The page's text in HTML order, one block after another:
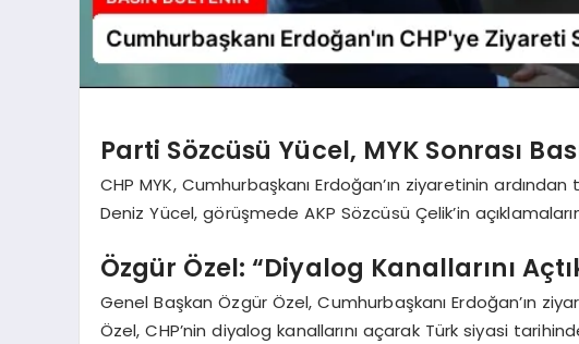
Parti Sözcüsü Yücel, MYK Sonrası
CHP MYK, Cumhurbaşkanı Erdoğan’ın ziyaretinin
Deniz Yücel, görüşmede AKP Sözcüsü Çelik’in
Özgür Özel: “Diyalog Kanallarını
Genel Başkan Özgür Özel, Cumhurbaşkanı Erdoğan’ın
Özel, CHP’nin diyalog kanallarını açarak Türk siyasi